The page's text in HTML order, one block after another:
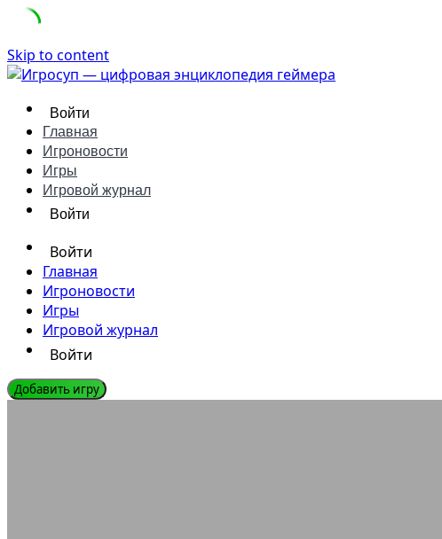
Skip to content
Войти
Главная
Игроновости
Игры
Игровой журнал
Войти
Войти
Главная
Игроновости
Игры
Игровой журнал
Войти
Добавить игру